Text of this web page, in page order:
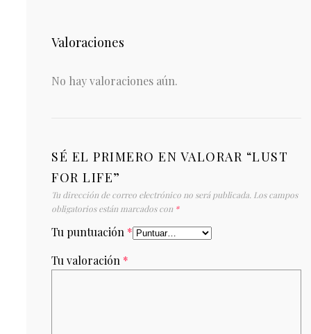
Valoraciones
No hay valoraciones aún.
SÉ EL PRIMERO EN VALORAR “LUST
FOR LIFE”
Tu dirección de correo electrónico no será publicada. Los campos
obligatorios están marcados con *
Tu puntuación *
Tu valoración *